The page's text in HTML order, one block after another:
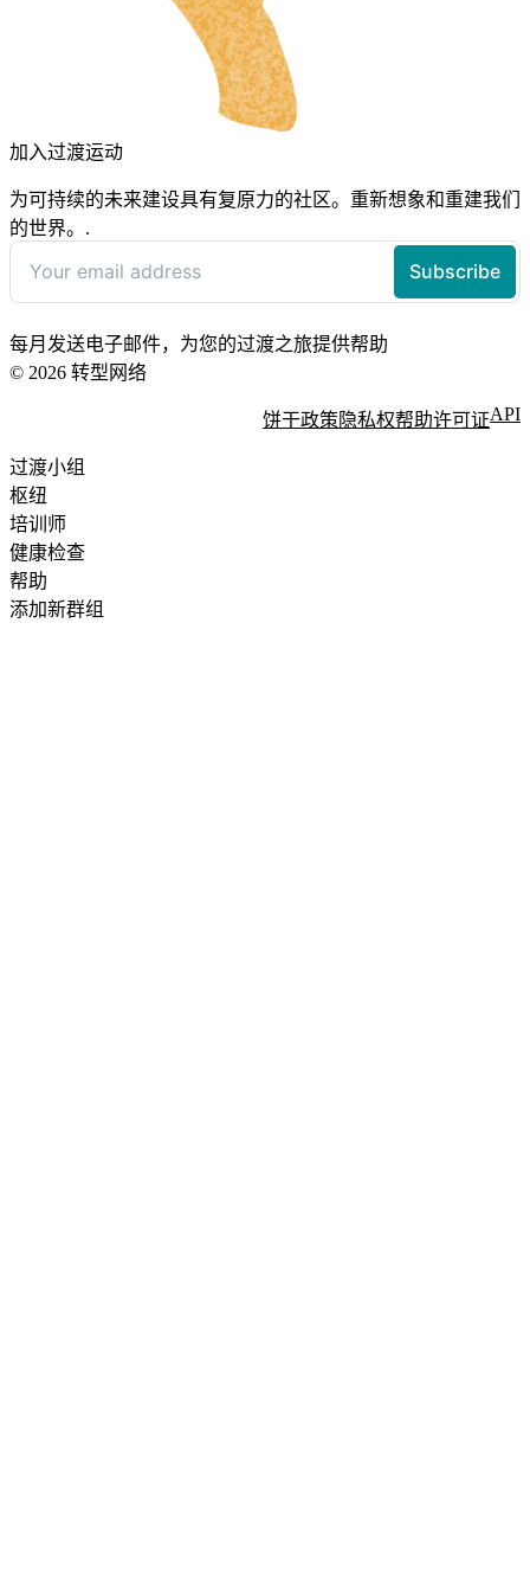
加入过渡运动
为可持续的未来建设具有复原力的社区。重新想象和重建我们
的世界。.
每月发送电子邮件，为您的过渡之旅提供帮助
© 2026 转型网络
饼干政策 隐私权帮助许可证API
过渡小组
枢纽
培训师
健康检查
帮助
添加新群组